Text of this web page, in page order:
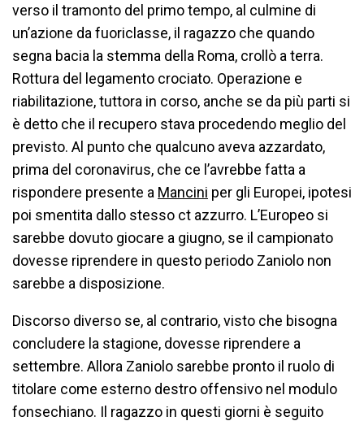
verso il tramonto del primo tempo, al culmine di
un’azione da fuoriclasse, il ragazzo che quando
segna bacia la stemma della Roma, crollò a terra.
Rottura del legamento crociato. Operazione e
riabilitazione, tuttora in corso, anche se da più parti si
è detto che il recupero stava procedendo meglio del
previsto. Al punto che qualcuno aveva azzardato,
prima del coronavirus, che ce l’avrebbe fatta a
rispondere presente a Mancini per gli Europei, ipotesi
poi smentita dallo stesso ct azzurro. L’Europeo si
sarebbe dovuto giocare a giugno, se il campionato
dovesse riprendere in questo periodo Zaniolo non
sarebbe a disposizione.
Discorso diverso se, al contrario, visto che bisogna
concludere la stagione, dovesse riprendere a
settembre. Allora Zaniolo sarebbe pronto il ruolo di
titolare come esterno destro offensivo nel modulo
fonsechiano. Il ragazzo in questi giorni è seguito